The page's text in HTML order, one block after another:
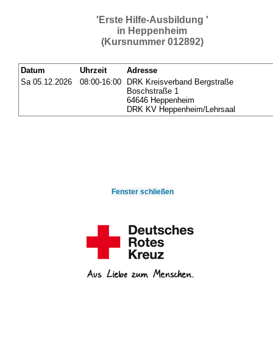
'Erste Hilfe-Ausbildung '
in Heppenheim
(Kursnummer 012892)
Datum Uhrzeit
Adresse
Sa 05.12.2026
08:00-16:00
DRK Kreisverband Bergstraße
Boschstraße 1
64646 Heppenheim
DRK KV Heppenheim/Lehrsaal
Fenster schließen